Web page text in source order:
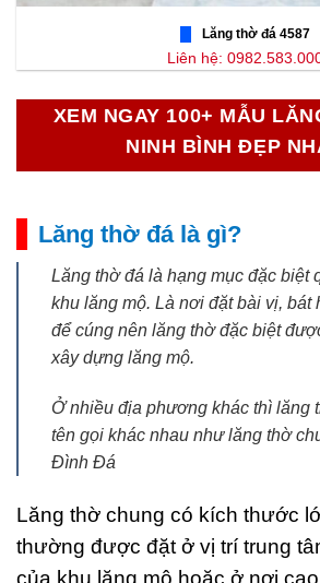
Lăng thờ đá 4587
Liên hệ:
XEM NGAY 100+ MẪU
NINH BÌNH ĐẸP
Lăng thờ đá là gì?
Lăng thờ đá là hạng mục đặc biệt
khu lăng mộ. Là nơi đặt bài vị, bát
để cúng nên lăng thờ đặc biệt
xây dựng lăng mộ.
Ở nhiều địa phương khác thì lăng
tên gọi khác nhau như lăng thờ
Đình Đá
Lăng thờ chung có kích thước
thường được đặt ở vị trí trung
của khu lăng mộ hoặc ở nơi